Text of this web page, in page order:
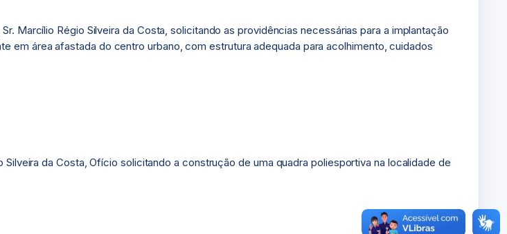
Marcílio Régio Silveira da Costa, solicitando as providências necessárias para a implantação
em área afastada do centro urbano, com estrutura adequada para acolhimento, cuidados
da Costa, Ofício solicitando a construção de uma quadra poliesportiva na localidade de